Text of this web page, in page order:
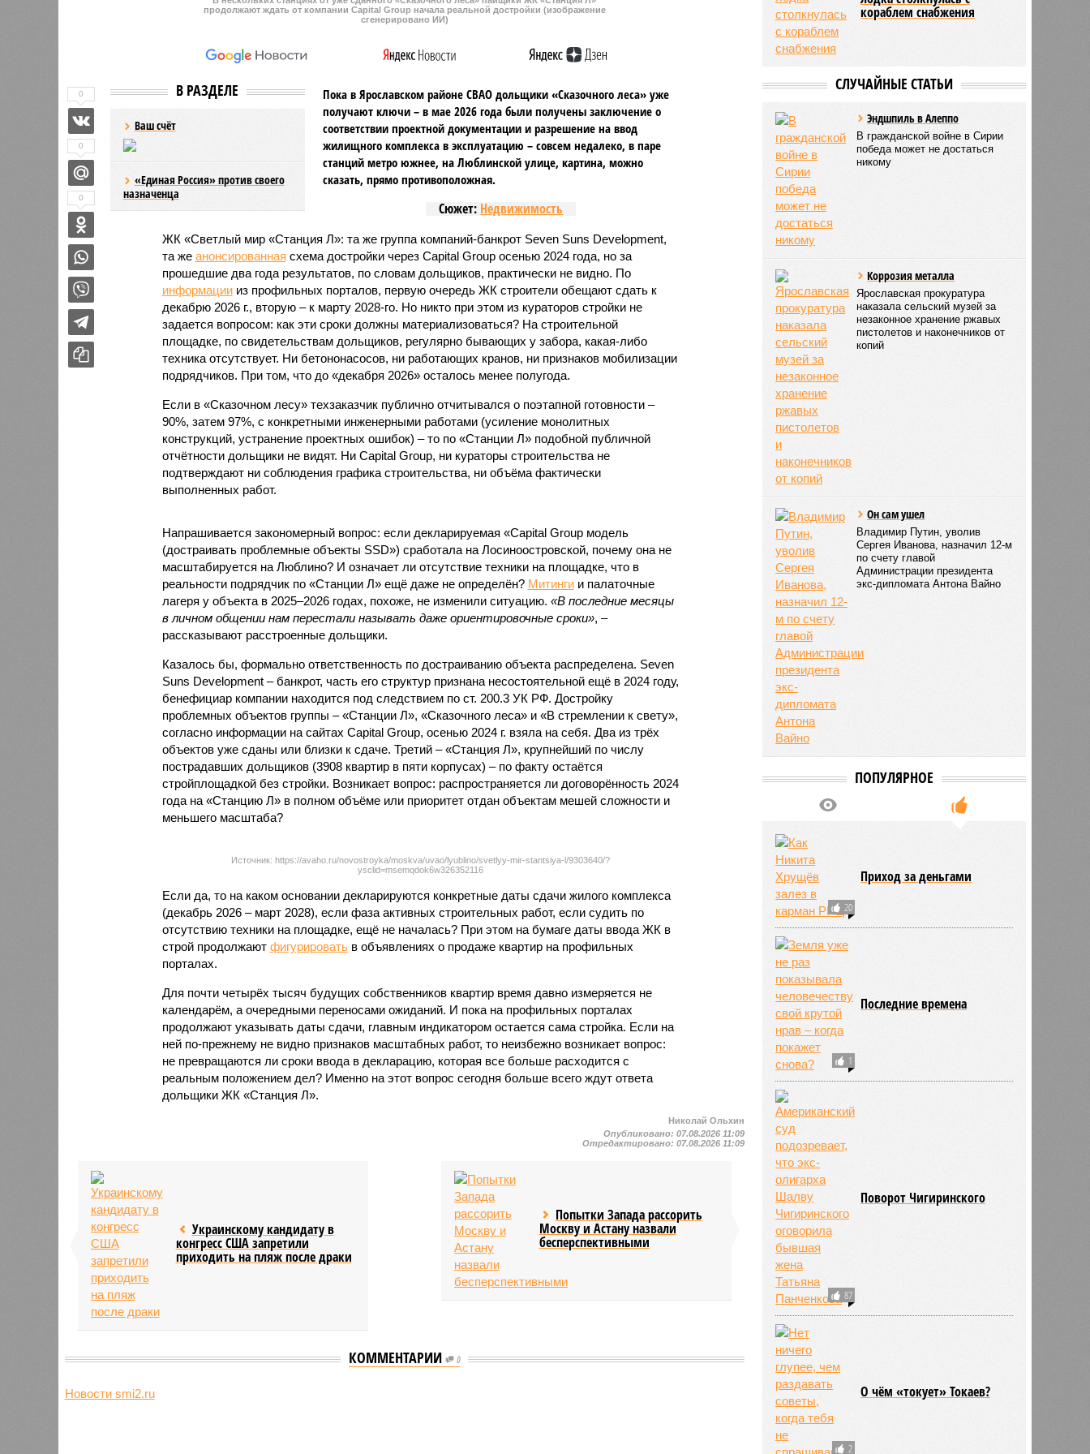
продолжают ждать от компании Capital Group начала реальной достройки (изображение
сгенерировано ИИ)
В РАЗДЕЛЕ
Ваш счёт
«Единая Россия» против своего
назначенца
Пока в Ярославском районе СВАО дольщики «Сказочного леса» уже
получают ключи – в мае 2026 года были получены заключение о
соответствии проектной документации и разрешение на ввод
жилищного комплекса в эксплуатацию – совсем недалеко, в паре
станций метро южнее, на Люблинской улице, картина, можно
сказать, прямо противоположная.
Сюжет: Недвижимость
ЖК «Светлый мир «Станция Л»: та же группа компаний-банкрот Seven Suns Development,
та же анонсированная схема достройки через Capital Group осенью 2024 года, но за
прошедшие два года результатов, по словам дольщиков, практически не видно. По
информациииз профильных порталов, первую очередь ЖК строители обещают сдать к
декабрю 2026 г., вторую – к марту 2028-го. Но никто при этом из кураторов стройки не
задается вопросом: как эти сроки должны материализоваться? На строительной
площадке, по свидетельствам дольщиков, регулярно бывающих у забора, какая-либо
техника отсутствует. Ни бетононасосов, ни работающих кранов, ни признаков мобилизации
подрядчиков. При том, что до «декабря 2026» осталось менее полугода.
Если в «Сказочном лесу» техзаказчик публично отчитывался о поэтапной готовности –
90%, затем 97%, с конкретными инженерными работами (усиление монолитных
конструкций, устранение проектных ошибок) – то по «Станции Л» подобной публичной
отчётности дольщики не видят. Ни Capital Group, ни кураторы строительства не
подтверждают ни соблюдения графика строительства, ни объёма фактически
выполненных работ.
Напрашивается закономерный вопрос: если декларируемая «Capital Group модель
(достраивать проблемные объекты SSD») сработала на Лосиноостровской, почему она не
масштабируется на Люблино? И означает ли отсутствие техники на площадке, что в
реальности подрядчик по «Станции Л» ещё даже не определён? Митингии палаточные
лагеря у объекта в 2025–2026 годах, похоже, не изменили ситуацию. «В последние месяцы
в личном общении нам перестали называть даже ориентировочные сроки», –
рассказывают расстроенные дольщики.
Казалось бы, формально ответственность по достраиванию объекта распределена. Seven
Suns Development – банкрот, часть его структур признана несостоятельной ещё в 2024 году,
бенефициар компании находится под следствием по ст. 200.3 УК РФ. Достройку
проблемных объектов группы – «Станции Л», «Сказочного леса» и «В стремлении к свету»,
согласно информации на сайтах Capital Group, осенью 2024 г. взяла на себя. Два из трёх
объектов уже сданы или близки к сдаче. Третий – «Станция Л», крупнейший по числу
пострадавших дольщиков (3908 квартир в пяти корпусах) – по факту остаётся
стройплощадкой без стройки. Возникает вопрос: распространяется ли договорённость 2024
года на «Станцию Л» в полном объёме или приоритет отдан объектам мешей сложности и
меньшего масштаба?
Источник: https://avaho.ru/novostroyka/moskva/uvao/lyublino/svetlyy-mir-stantsiya-l/9303640/?
ysclid=msemqdok6w326352116
Если да, то на каком основании декларируются конкретные даты сдачи жилого комплекса
(декабрь 2026 – март 2028), если фаза активных строительных работ, если судить по
отсутствию техники на площадке, ещё не началась? При этом на бумаге даты ввода ЖК в
строй продолжают фигурироватьв объявлениях о продаже квартир на профильных
порталах.
Для почти четырёх тысяч будущих собственников квартир время давно измеряется не
календарём, а очередными переносами ожиданий. И пока на профильных порталах
продолжают указывать даты сдачи, главным индикатором остается сама стройка. Если на
ней по-прежнему не видно признаков масштабных работ, то неизбежно возникает вопрос:
не превращаются ли сроки ввода в декларацию, которая все больше расходится с
реальным положением дел? Именно на этот вопрос сегодня больше всего ждут ответа
дольщики ЖК «Станция Л».
0
0
0
Николай Ольхин
Опубликовано:07.08.2026 11:09
Отредактировано:07.08.2026 11:09
Украинскому кандидату в
конгресс США запретили
приходить на пляж после драки
Попытки Запада рассорить
Москву и Астану назвали
бесперспективными
КОММЕНТАРИИ 0
Новости smi2.ru
кораблем снабжения
СЛУЧАЙНЫЕ СТАТЬИ
Эндшпиль в Алеппо
В гражданской войне в Сирии
победа может не достаться
никому
Коррозия металла
Ярославская прокуратура
наказала сельский музей за
незаконное хранение ржавых
пистолетов и наконечников от
копий
Он сам ушел
Владимир Путин, уволив
Сергея Иванова, назначил 12-м
по счету главой
Администрации президента
экс-дипломата Антона Вайно
ПОПУЛЯРНОЕ
20
Приход за деньгами
1
Последние времена
87
Поворот Чигиринского
2
О чём «токует» Токаев?